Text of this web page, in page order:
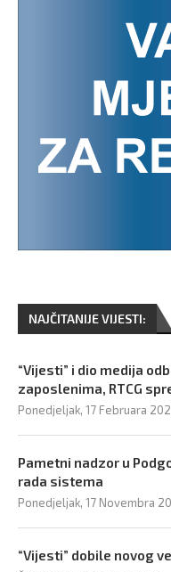
NAJČITANIJE VIJESTI:
“Vijesti” i dio medija
zaposlenima, RTCG
Ponedjeljak, 17 Februara
Pametni nadzor u
rada sistema
Ponedjeljak, 17 Novembra
“Vijesti” dobile novog